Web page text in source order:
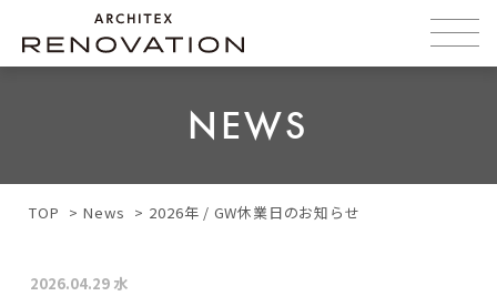
NEWS
TOP News 2026年 / GW休業日のお知らせ
2026.04.29 水